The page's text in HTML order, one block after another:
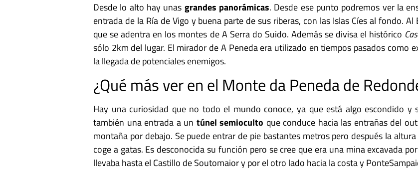
Desde lo alto hay unas grandes panorámicas. Desde ese punto podremos ver la
entrada de la Ría de Vigo y buena parte de sus riberas, con las Islas Cíes al fondo.
que se adentra en los montes de A Serra do Suido. Además se divisa el histórico
sólo 2km del lugar. El mirador de A Peneda era utilizado en tiempos pasados como
la llegada de potenciales enemigos.
¿Qué más ver en el Monte da Peneda de
Hay una curiosidad que no todo el mundo conoce, ya que está algo escondido
también una entrada a un túnel semioculto que conduce hacia las entrañas del
montaña por debajo. Se puede entrar de pie bastantes metros pero después la
coge a gatas. Es desconocida su función pero se cree que era una mina excavada
llevaba hasta el Castillo de Soutomaior y por el otro lado hacia la costa y